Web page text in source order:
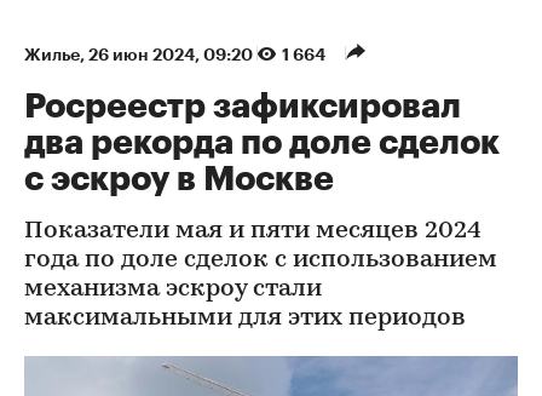
Жилье⁠, 26 июн 2024, 09:20 1 664
Росреестр зафиксировал
два рекорда по доле сделок
с эскроу в Москве
Показатели мая и пяти месяцев 2024
года по доле сделок с использованием
механизма эскроу стали
максимальными для этих периодов